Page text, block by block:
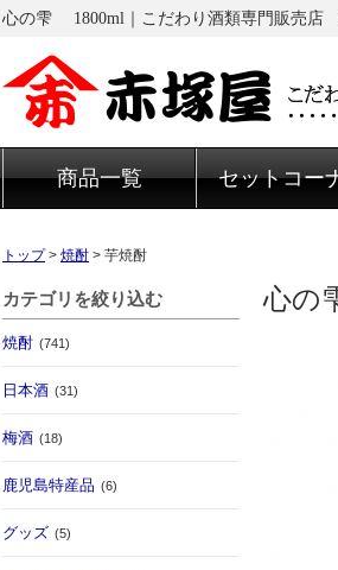
心の雫 1800ml｜こだわり酒類専門販売店
商品一覧 セットコー
トップ> 焼酎 > 芋焼酎
カテゴリを絞り込む
焼酎 (741)
日本酒 (31)
梅酒 (18)
鹿児島特産品 (6)
グッズ (5)
心の